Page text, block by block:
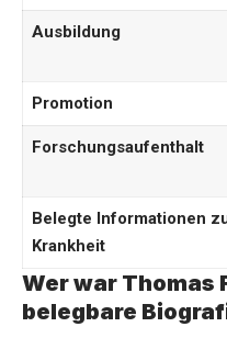
Ausbildung
Promotion
Forschungsaufenthalt
Belegte Informationen
Krankheit
Wer war Thomas
belegbare